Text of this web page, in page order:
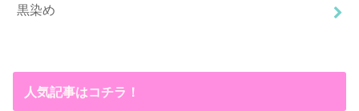
黒染め
人気記事はコチラ！